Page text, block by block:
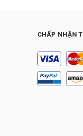
CHẤP NHẬN